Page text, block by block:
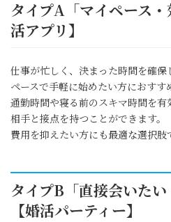
タイプA「マイペース
活アプリ】
仕事が忙しく、決まった時間を確
ペースで手軽に始めたい方におすす
通勤時間や寝る前のスキマ時間を
相手と接点を持つことができます。
費用を抑えたい方にも最適な選択肢
タイプB「直接会いた
【婚活パーティー】